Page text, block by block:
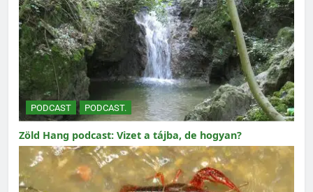
PODCAST PODCAST.
Zöld Hang podcast: Vizet a tájba, de hogyan?